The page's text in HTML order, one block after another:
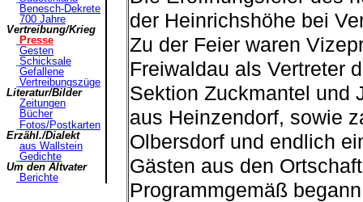
Benesch-Dekrete
700 Jahre
Vertreibung/Krieg
Presse
Gesten
Schicksale
Gefallene
Vertreibungszüge
Literatur/Bilder
Zeitungen
Bücher
Fotos/Postkarten
Erzähl./Dialekt
aus Wallstein
Gedichte
Um den Altvater
Berichte
der Heinrichshöhe bei
Zu der Feier waren
Freiwaldau als Vertreter
Sektion Zuckmantel und
aus Heinzendorf, sowie
Olbersdorf und endlich
Gästen aus den
Programmgemäß